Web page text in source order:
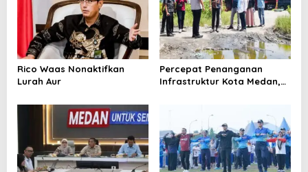
o
s
Rico Waas Nonaktifkan
Lurah Aur
Percepat Penanganan
Infrastruktur Kota Medan,